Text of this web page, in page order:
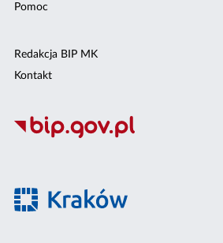
Pomoc
Redakcja BIP MK
Kontakt